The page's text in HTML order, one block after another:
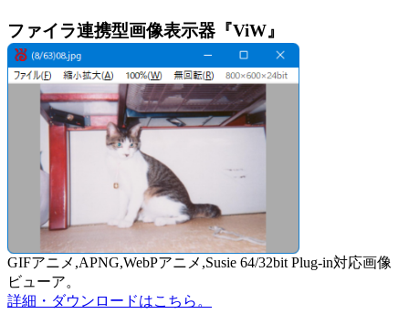
ファイラ連携型画像表示器『ViW』
GIFアニメ,APNG,WebPアニメ,Susie 64/32bit Plug-in対応画像
ビューア。
詳細・ダウンロードはこちら。